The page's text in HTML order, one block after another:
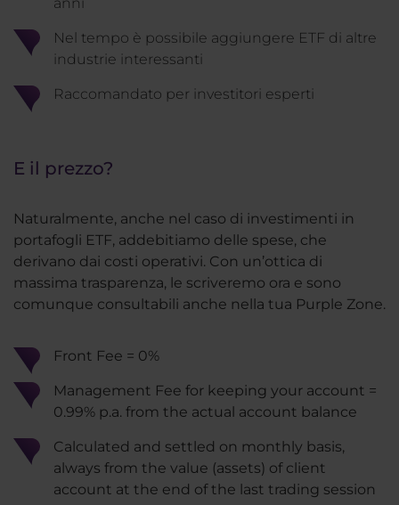
Nel tempo è possibile aggiungere ETF di altre
industrie interessanti
Raccomandato per investitori esperti
E il prezzo?
Naturalmente, anche nel caso di investimenti in
portafogli ETF, addebitiamo delle spese, che
derivano dai costi operativi. Con un’ottica di
massima trasparenza, le scriveremo ora e sono
comunque consultabili anche nella tua Purple Zone.
Front Fee = 0%
Management Fee for keeping your account =
0.99% p.a. from the actual account balance
Calculated and settled on monthly basis,
always from the value (assets) of client
account at the end of the last trading session